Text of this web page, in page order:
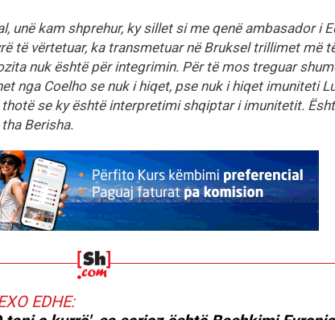
unë kam shprehur, ky sillet si me qenë ambasador i
të vërtetuar, ka transmetuar në Bruksel trillimet më
nuk është për integrimin. Për të mos treguar
nga Coelho se nuk i hiqet, pse nuk i hiqet imuniteti
se ky është interpretimi shqiptar i imunitetit.
Berisha.
EDHE: